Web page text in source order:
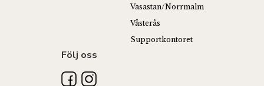
Vasastan/Norrmalm
Västerås
Supportkontoret
Följ oss